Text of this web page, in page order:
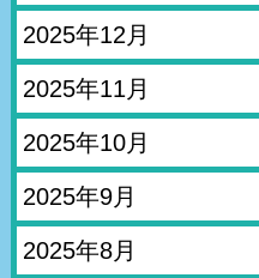
2025年12月
2025年11月
2025年10月
2025年9月
2025年8月